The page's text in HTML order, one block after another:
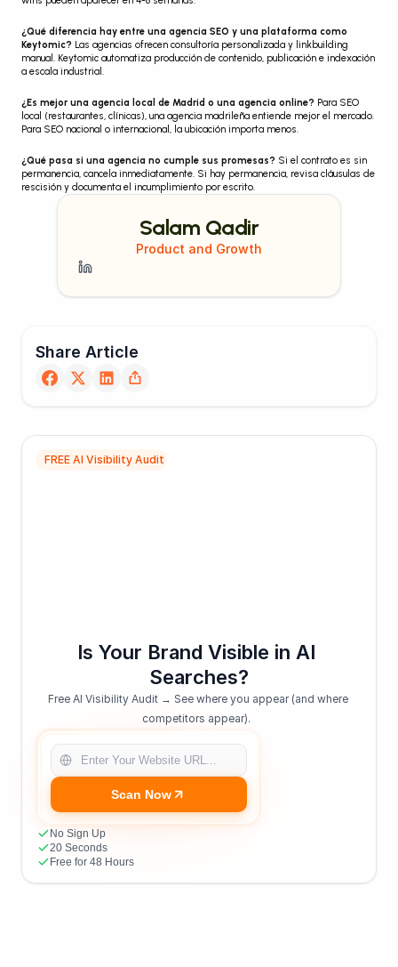
Share Article
¿Qué diferencia hay entre una agencia SEO y una plataforma como
Keytomic? Las agencias ofrecen consultoría personalizada y linkbuilding
manual. Keytomic automatiza producción de contenido, publicación e indexación
a escala industrial.
¿Es mejor una agencia local de Madrid o una agencia online? Para SEO
local (restaurantes, clínicas), una agencia madrileña entiende mejor el mercado.
Para SEO nacional o internacional, la ubicación importa menos.
¿Qué pasa si una agencia no cumple sus promesas? Si el contrato es sin
permanencia, cancela inmediatamente. Si hay permanencia, revisa cláusulas de
rescisión y documenta el incumplimiento por escrito.
Salam Qadir
Product and Growth
FREE AI Visibility Audit
Is Your Brand Visible in AI
Searches?
Free AI Visibility Audit → See where you appear (and where
competitors appear).
Scan Now
No Sign Up
20 Seconds
Free for 48 Hours